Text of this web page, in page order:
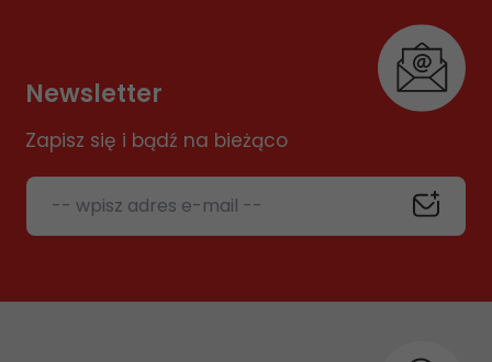
Newsletter
Zapisz się i bądź na bieżąco
-- wpisz adres e-mail --